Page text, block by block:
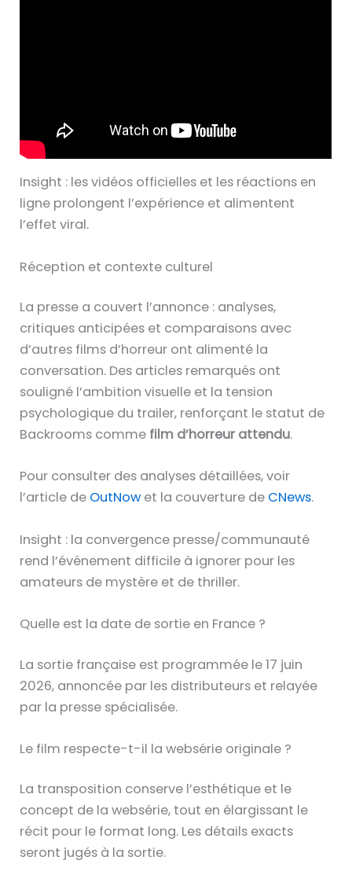
Insight : les vidéos officielles et les réactions en
ligne prolongent l’expérience et alimentent
l’effet viral.
Réception et contexte culturel
La presse a couvert l’annonce : analyses,
critiques anticipées et comparaisons avec
d’autres films d’horreur ont alimenté la
conversation. Des articles remarqués ont
souligné l’ambition visuelle et la tension
psychologique du trailer, renforçant le statut de
Backrooms comme film d’horreur attendu.
Pour consulter des analyses détaillées, voir
l’article de OutNow et la couverture de CNews.
Insight : la convergence presse/communauté
rend l’événement difficile à ignorer pour les
amateurs de mystère et de thriller.
Quelle est la date de sortie en France ?
La sortie française est programmée le 17 juin
2026, annoncée par les distributeurs et relayée
par la presse spécialisée.
Le film respecte-t-il la websérie originale ?
La transposition conserve l’esthétique et le
concept de la websérie, tout en élargissant le
récit pour le format long. Les détails exacts
seront jugés à la sortie.